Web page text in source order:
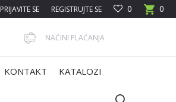
0
0
PRIJAVITE SE REGISTRUJTE SE
NAČINI PLAĆANJA
KONTAKT KATALOZI